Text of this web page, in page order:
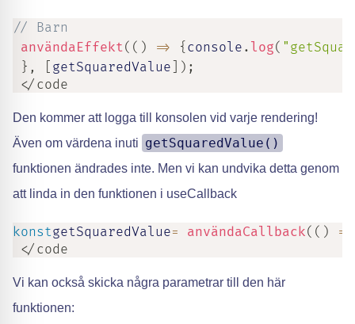
// Barn
användaEffekt( ( ) => { console . log(
} , getSquaredValue ) ;
</code
Den kommer att logga till konsolen vid varje rendering!
Även om värdena inuti getSquaredValue()
funktionen ändrades inte. Men vi kan undvika detta genom
att linda in den funktionen i useCallback
konstgetSquaredValue= användaCallback( ( ) =>
</code
Vi kan också skicka några parametrar till den här
funktionen: